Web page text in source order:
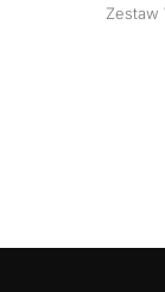
Zestaw